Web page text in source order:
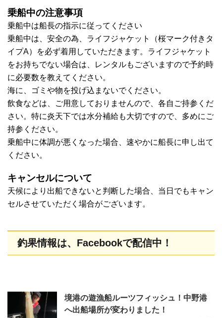
乗船中の注意事項
乗船中は船長の指示に従ってください
乗船中は、安全の為、ライフジャケット（桜マーク付きタ
イプA）を必ず着用していただきます。ライフジャケット
をお持ちでない場合は、レンタルもございますので予約時
に必要数を教えてください。
海に、ゴミや物を投げ込まないでください。
飲食などは、ご用意しておりませんので、各自ご持参くだ
さい。特に炎天下では水分補給も大切ですので、多めにご
持参ください。
乗船中に体調が悪くなった場合、速やかに船長に申し出て
ください。
キャンセルについて
天候により出船できないと判断した場合、当日でもキャン
セルさせていただく場合がございます。
釣果情報は、Facebookで配信中！
境港の遊漁船ルーツフィッシュ！中野港
へ出船場所が変わりました！